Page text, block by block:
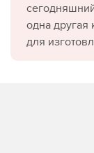
одна другая
для